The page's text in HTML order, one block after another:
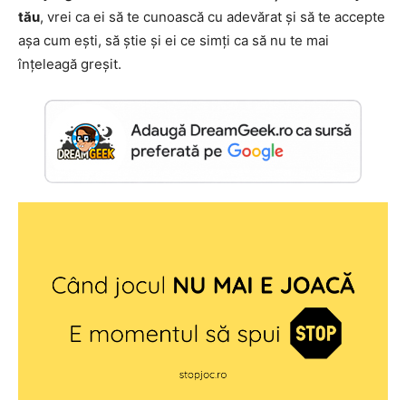
tău, vrei ca ei să te cunoască cu adevărat și să te accepte
așa cum ești, să știe și ei ce simți ca să nu te mai
înțeleagă greșit.